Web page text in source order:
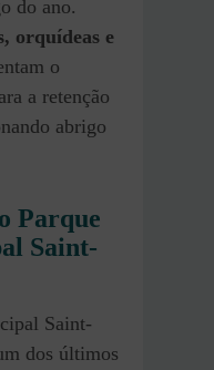
do ano.
orquídeas e
o
a retenção
abrigo
Parque
Saint-
Saint-
dos últimos